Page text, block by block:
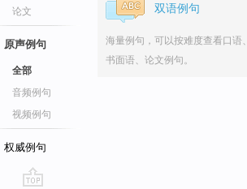
论文
原声例句
全部
音频例句
视频例句
权威例句
双语例句
海量例句，可以按难度查看口语、
书面语、论文例句。